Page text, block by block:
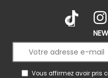
Vous affirmez avoir pris